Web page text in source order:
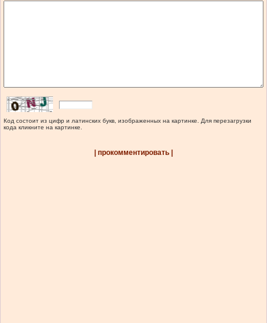
Код состоит из цифр и латинских букв, изображенных на картинке. Для перезагрузки
кода кликните на картинке.
| прокомментировать |